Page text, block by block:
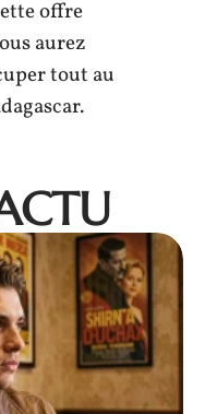
offre
aurez
tout au